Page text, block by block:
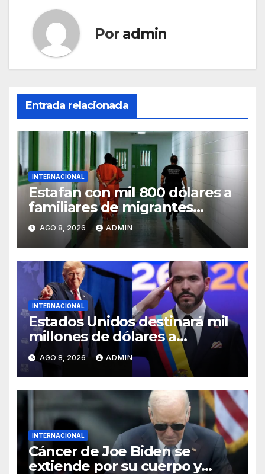
Por admin
Entrada relacionada
INTERNACIONAL
Estafan con mil 800 dólares a
familiares de migrantes
detenidos en Estados Unidos;
prometen liberarlos
AGO 8, 2026 ADMIN
INTERNACIONAL
Estados Unidos destinará mil
millones de dólares a
Colombia para reforzar
seguridad
AGO 8, 2026 ADMIN
INTERNACIONAL
Cáncer de Joe Biden se
extiende por su cuerpo y